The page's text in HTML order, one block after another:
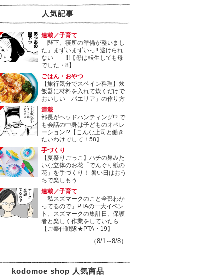
人気記事
連載／子育て
「陛下、寝所の準備が整いまし
た」まずいまずいっ!! 逃げられ
ない――!!!【母は転生しても母
でした・8】
ごはん・おやつ
【旅行気分でスペイン料理】炊
飯器に材料を入れて炊くだけで
おいしい「パエリア」の作り方
連載
部長がヘッドハンティング!? で
も会話の中身は子どものオペレ
ーション!?【こんな上司と働き
たいわけでして！58】
手づくり
【夏祭りごっこ】ハチの巣みた
いな立体のお花「でんぐり紙の
花」を手づくり！ 暑い日はおう
ちで楽しもう
連載／子育て
「私スズマークのこと全部わか
ってるので」PTAの一大イベン
ト、スズマークの集計日、保護
者と楽しく作業をしていたら…
【ご奉仕戦隊★PTA・19】
（8/1～8/8）
kodomoe shop 人気商品